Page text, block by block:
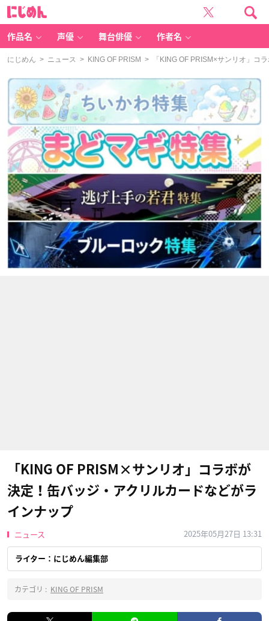
作品名 声優 舞台俳優 作者名
にじめん > ニュース > KING OF PRISM > 「KING OF PRISM×サンリオ」コ
「KING OF PRISM×サンリオ」コラボが
決定！缶バッジ・アクリルカードなどがラ
インナップ
ニュース 2025年05月27日 13:31
ライター：にじめん編集部
カテゴリ : KING OF PRISM